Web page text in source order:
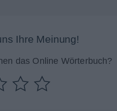
Ihre Meinung!
das Online Wörterbuch?